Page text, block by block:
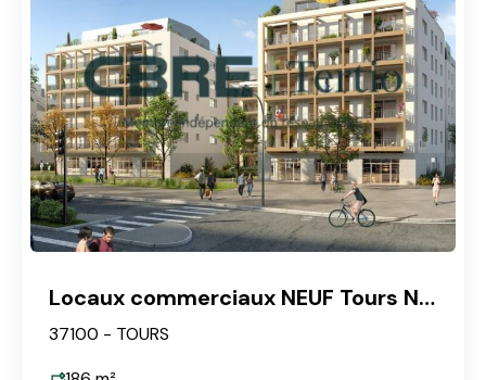
Locaux commerciaux NEUF Tours Nord
37100 - TOURS